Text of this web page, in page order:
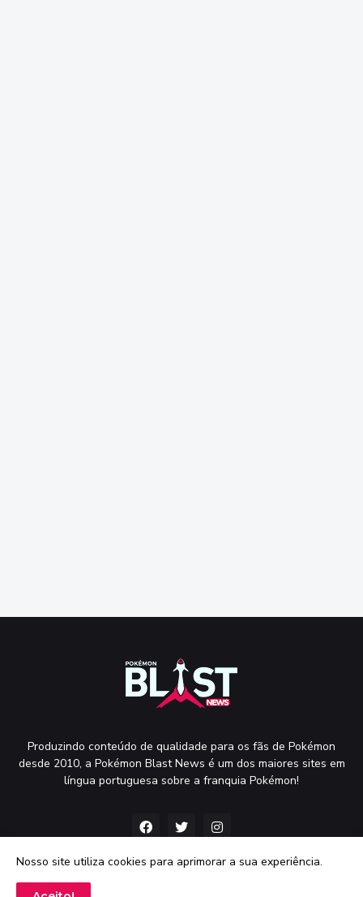
Produzindo conteúdo de qualidade para os fãs de Pokémon
desde 2010, a Pokémon Blast News é um dos maiores sites em
língua portuguesa sobre a franquia Pokémon!
Nosso site utiliza cookies para aprimorar a sua experiência.